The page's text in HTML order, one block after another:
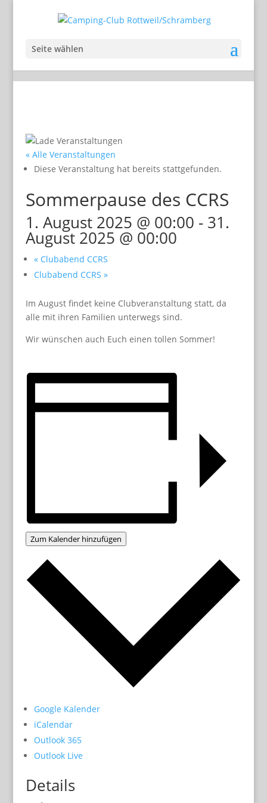
Seite wählen
« Alle Veranstaltungen
Diese Veranstaltung hat bereits stattgefunden.
Sommerpause des CCRS
1. August 2025 @ 00:00 - 31.
August 2025 @ 00:00
«Clubabend CCRS
Clubabend CCRS »
Im August findet keine Clubveranstaltung statt, da
alle mit ihren Familien unterwegs sind.
Wir wünschen auch Euch einen tollen Sommer!
Zum Kalender hinzufügen
Google Kalender
iCalendar
Outlook 365
Outlook Live
Details